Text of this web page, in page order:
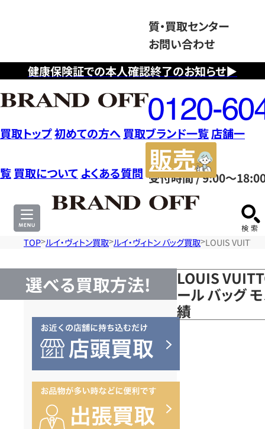
健康保険証での本人確認終了のお知らせ▶
質・買取センター
お問い合わせ
フ
リ
ー
ダ
イ
ヤ
ル
0120604117
受付時間 / 9:00～
買取トップ初めての方へ 買取ブランド一覧店舗一
覧 買取について よくある質問
サ
TOP ルイ・ヴィトン買取 ルイ・ヴィトン バッグ買取 LOUIS
選べる買取方法!
LOUIS
ール バッグ
績